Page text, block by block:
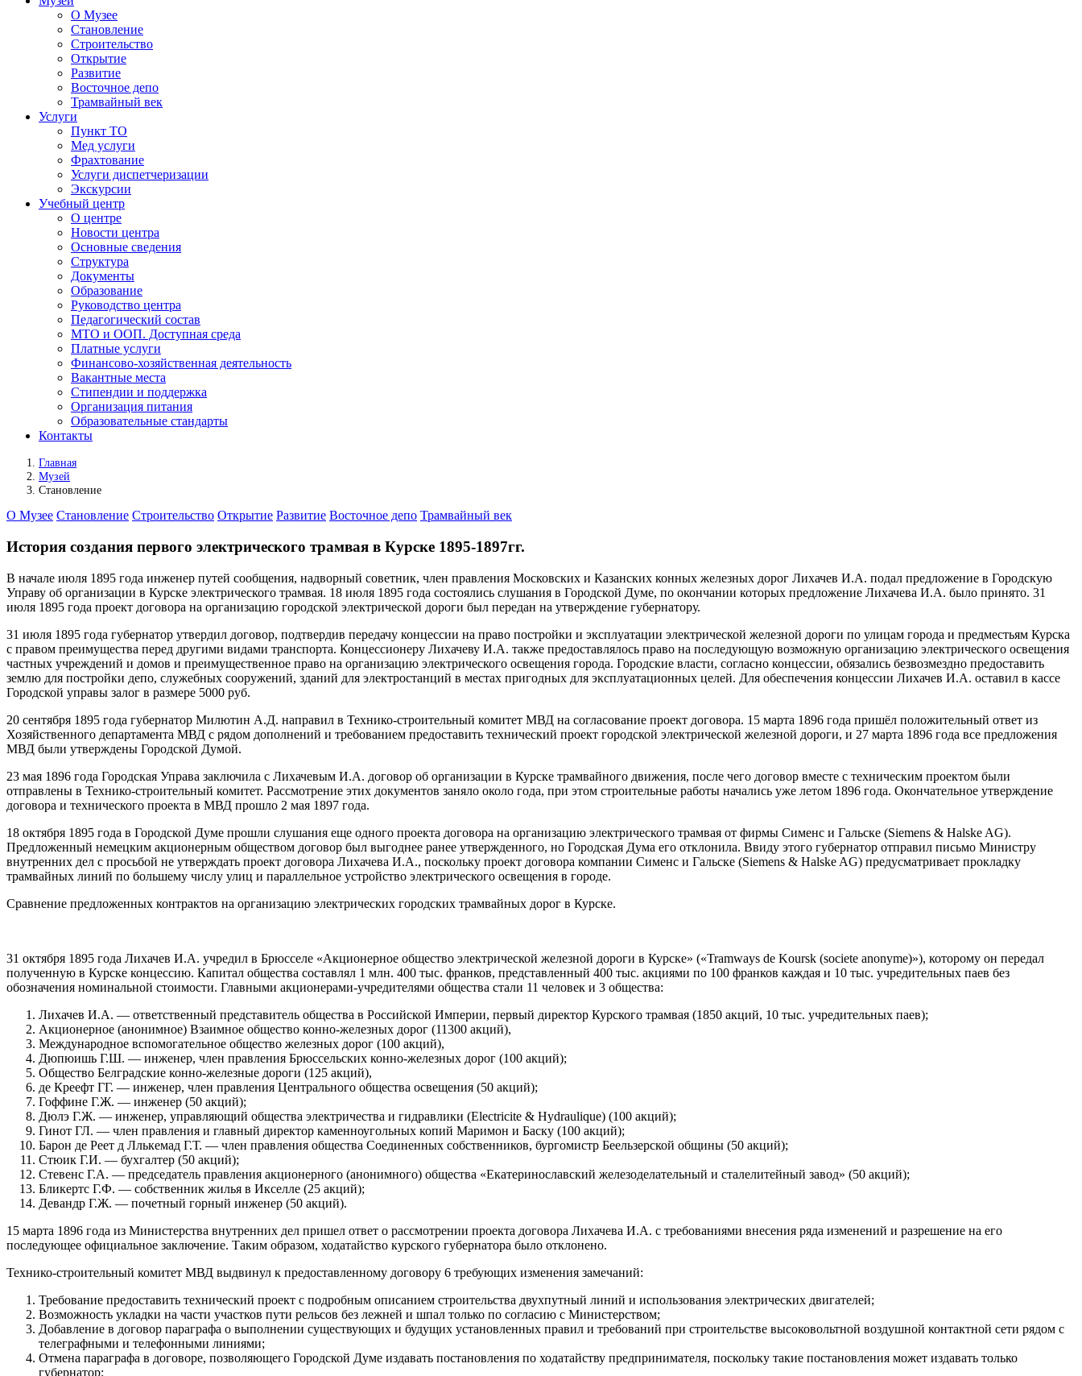
О Музее
Становление
Строительство
Открытие
Развитие
Восточное депо
Трамвайный век
Услуги
Пункт ТО
Мед услуги
Фрахтование
Услуги диспетчеризации
Экскурсии
Учебный центр
О центре
Новости центра
Основные сведения
Структура
Документы
Образование
Руководство центра
Педагогический состав
МТО и ООП. Доступная среда
Платные услуги
Финансово‑хозяйственная деятельность
Вакантные места
Стипендии и поддержка
Организация питания
Образовательные стандарты
Контакты
Главная
Музей
Становление
О Музее Становление Строительство Открытие Развитие Восточное депо Трамвайный век
История создания первого электрического трамвая в Курске 1895-1897гг.
В начале июля 1895 года инженер путей сообщения, надворный советник, член правления Московских и Казанских конных железных дорог Лихачев И.А. подал предложение в Городскую
Управу об организации в Курске электрического трамвая. 18 июля 1895 года состоялись слушания в Городской Думе, по окончании которых предложение Лихачева И.А. было принято. 31
июля 1895 года проект договора на организацию городской электрической дороги был передан на утверждение губернатору.
31 июля 1895 года губернатор утвердил договор, подтвердив передачу концессии на право постройки и эксплуатации электрической железной дороги по улицам города и предместьям Курска
с правом преимущества перед другими видами транспорта. Концессионеру Лихачеву И.А. также предоставлялось право на последующую возможную организацию электрического освещения
частных учреждений и домов и преимущественное право на организацию электрического освещения города. Городские власти, согласно концессии, обязались безвозмездно предоставить
землю для постройки депо, служебных сооружений, зданий для электростанций в местах пригодных для эксплуатационных целей. Для обеспечения концессии Лихачев И.А. оставил в кассе
Городской управы залог в размере 5000 руб.
20 сентября 1895 года губернатор Милютин А.Д. направил в Технико-строительный комитет МВД на согласование проект договора. 15 марта 1896 года пришёл положительный ответ из
Хозяйственного департамента МВД с рядом дополнений и требованием предоставить технический проект городской электрической железной дороги, и 27 марта 1896 года все предложения
МВД были утверждены Городской Думой.
23 мая 1896 года Городская Управа заключила с Лихачевым И.А. договор об организации в Курске трамвайного движения, после чего договор вместе с техническим проектом были
отправлены в Технико-строительный комитет. Рассмотрение этих документов заняло около года, при этом строительные работы начались уже летом 1896 года. Окончательное утверждение
договора и технического проекта в МВД прошло 2 мая 1897 года.
18 октября 1895 года в Городской Думе прошли слушания еще одного проекта договора на организацию электрического трамвая от фирмы Сименс и Гальске (Siemens & Halske AG).
Предложенный немецким акционерным обществом договор был выгоднее ранее утвержденного, но Городская Дума его отклонила. Ввиду этого губернатор отправил письмо Министру
внутренних дел с просьбой не утверждать проект договора Лихачева И.А., поскольку проект договора компании Сименс и Гальске (Siemens & Halske AG) предусматривает прокладку
трамвайных линий по большему числу улиц и параллельное устройство электрического освещения в городе.
Сравнение предложенных контрактов на организацию электрических городских трамвайных дорог в Курске.
31 октября 1895 года Лихачев И.А. учредил в Брюсселе «Акционерное общество электрической железной дороги в Курске» («Tramways de Koursk (societe аnоnуmе)»), которому он передал
полученную в Курске концессию. Капитал общества составлял 1 млн. 400 тыс. франков, представленный 400 тыс. акциями по 100 франков каждая и 10 тыс. учредительных паев без
обозначения номинальной стоимости. Главными акционерами-учредителями общества стали 11 человек и 3 общества:
Лихачев И.А. — ответственный представитель общества в Российской Империи, первый директор Курского трамвая (1850 акций, 10 тыс. учредительных паев);
Акционерное (анонимное) Взаимное общество конно-железных дорог (11300 акций),
Международное вспомогательное общество железных дорог (100 акций),
Дюпюишь Г.Ш. — инженер, член правления Брюссельских конно-железных дорог (100 акций);
Общество Белградские конно-железные дороги (125 акций),
де Креефт ГГ. — инженер, член правления Центрального общества освещения (50 акций);
Гоффине Г.Ж. — инженер (50 акций);
Дюлэ Г.Ж. — инженер, управляющий общества электричества и гидравлики (Electricite & Hydraulique) (100 акций);
Гинот ГЛ. — член правления и главный директор каменноугольных копий Маримон и Баску (100 акций);
Барон де Реет д Ллькемад Г.Т. — член правления общества Соединенных собственников, бургомистр Беельзерской общины (50 акций);
Стюик Г.И. — бухгалтер (50 акций);
Стевенс Г.А. — председатель правления акционерного (анонимного) общества «Екатеринославский железоделательный и сталелитейный завод» (50 акций);
Бликертс Г.Ф. — собственник жилья в Икселле (25 акций);
Девандр Г.Ж. — почетный горный инженер (50 акций).
15 марта 1896 года из Министерства внутренних дел пришел ответ о рассмотрении проекта договора Лихачева И.А. с требованиями внесения ряда изменений и разрешение на его
последующее официальное заключение. Таким образом, ходатайство курского губернатора было отклонено.
Технико-строительный комитет МВД выдвинул к предоставленному договору 6 требующих изменения замечаний:
Требование предоставить технический проект с подробным описанием строительства двухпутный линий и использования электрических двигателей;
Возможность укладки на части участков пути рельсов без лежней и шпал только по согласию с Министерством;
Добавление в договор параграфа о выполнении существующих и будущих установленных правил и требований при строительстве высоковольтной воздушной контактной сети рядом с
телеграфными и телефонными линиями;
Отмена параграфа в договоре, позволяющего Городской Думе издавать постановления по ходатайству предпринимателя, поскольку такие постановления может издавать только
губернатор;